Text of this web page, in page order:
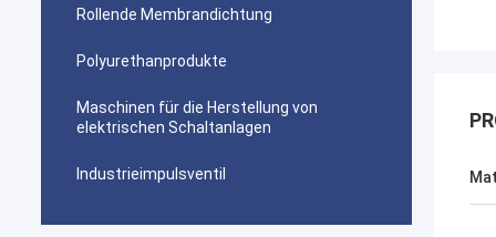
Rollende Membrandichtung
Polyurethanprodukte
Maschinen für die Herstellung von
elektrischen Schaltanlagen
Industrieimpulsventil